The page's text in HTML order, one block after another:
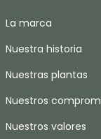
La marca
Nuestra historia
Nuestras plantas
Nuestros
Nuestros valores